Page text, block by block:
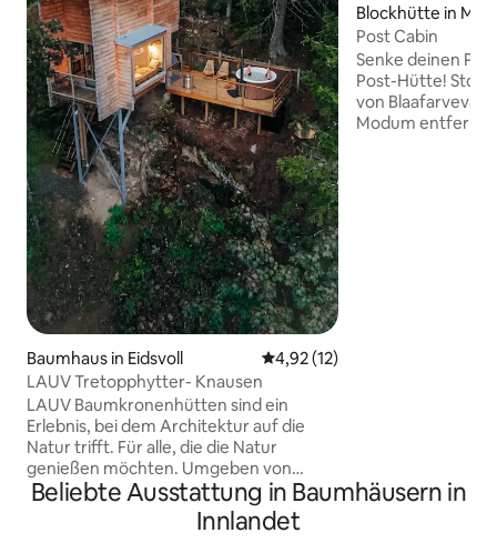
Baumhaus in Eidsvoll Durchschnittliche Bewertung:
4,92 (12)
LAUV Tretopphytter- Knausen
LAUV Baumkronenhütten sind ein
Erlebnis, bei dem Architektur auf die
Natur trifft. Für alle, die die Natur
genießen möchten. Umgeben von
schöner Natur. Kurze Entfernung zu
Seen, tolle Wandergebiete,
Langlaufloipen vor der Tür,
Blockhütte in
Post Cabin
Senke deinen
Post-Hütte! Stolpehytta ist 5 Minuten
von
Modum entfernt,
Beliebte Ausstattung in Baumhäusern in
Innlandet